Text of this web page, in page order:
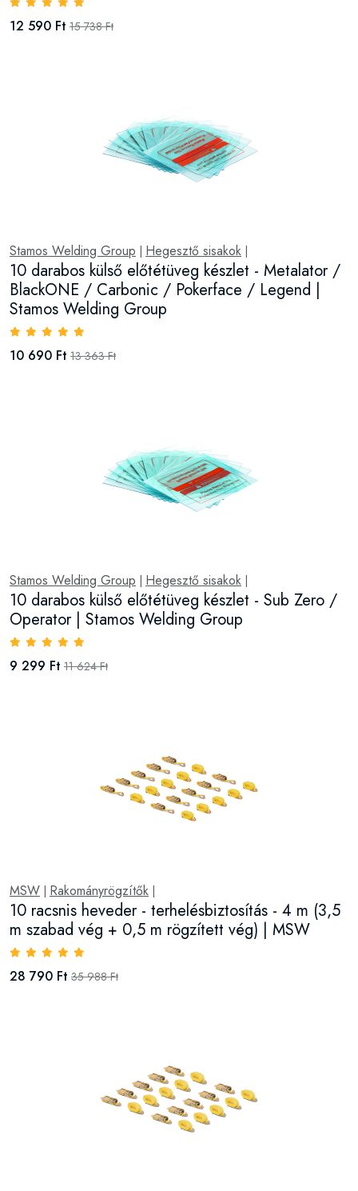
12 590 Ft 15 738 Ft
Stamos Welding Group Hegesztő sisakok
10 darabos külső előtétüveg készlet - Metalator /
BlackONE / Carbonic / Pokerface / Legend |
Stamos Welding Group
10 690 Ft 13 363 Ft
Stamos Welding Group Hegesztő sisakok
10 darabos külső előtétüveg készlet - Sub Zero /
Operator | Stamos Welding Group
9 299 Ft 11 624 Ft
MSW Rakományrögzítők
10 racsnis heveder - terhelésbiztosítás - 4 m (3,5
m szabad vég + 0,5 m rögzített vég) | MSW
28 790 Ft 35 988 Ft